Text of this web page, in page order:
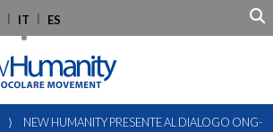
IT ES
⟩
NEW HUMANITY PRESENTE AL DIALOGO ONG-